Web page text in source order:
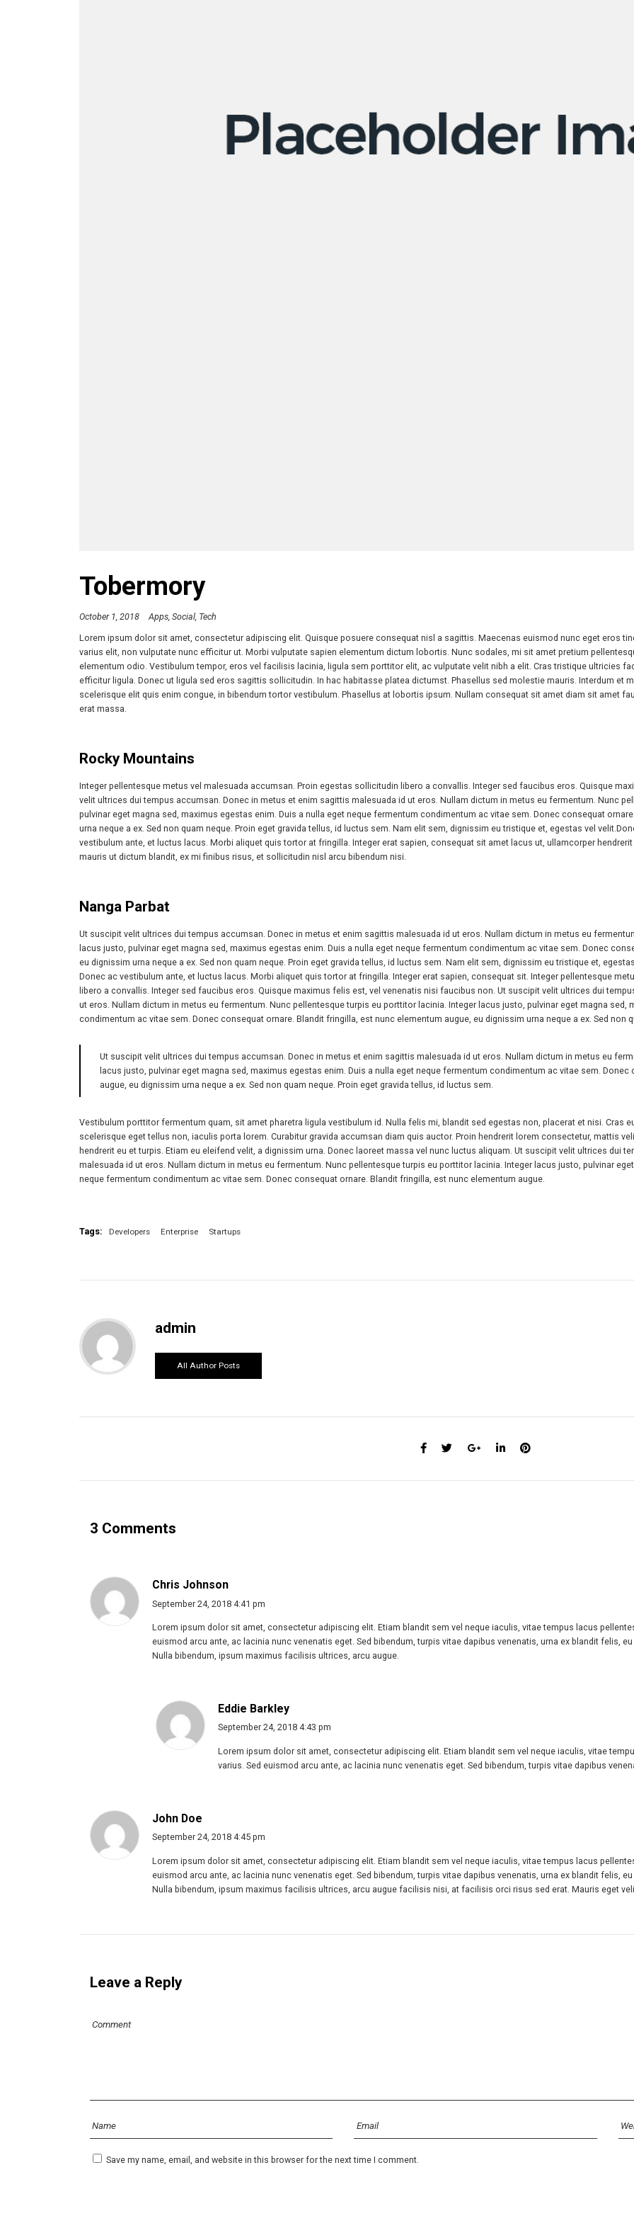
Tobermory
October 1, 2018 Apps Social Tech
Lorem ipsum dolor sit amet, consectetur adipiscing elit. Quisque posuere consequat nisl a sagittis. Maecenas euismod nunc eget eros
varius elit, non vulputate nunc efficitur ut. Morbi vulputate sapien elementum dictum lobortis. Nunc sodales, mi sit amet pretium
elementum odio. Vestibulum tempor, eros vel facilisis lacinia, ligula sem porttitor elit, ac vulputate velit nibh a elit. Cras tristique ultricies
efficitur ligula. Donec ut ligula sed eros sagittis sollicitudin. In hac habitasse platea dictumst. Phasellus sed molestie mauris. Interdum et
scelerisque elit quis enim congue, in bibendum tortor vestibulum. Phasellus at lobortis ipsum. Nullam consequat sit amet diam sit amet
erat massa.
Rocky Mountains
Integer pellentesque metus vel malesuada accumsan. Proin egestas sollicitudin libero a convallis. Integer sed faucibus eros. Quisque
velit ultrices dui tempus accumsan. Donec in metus et enim sagittis malesuada id ut eros. Nullam dictum in metus eu fermentum. Nunc
pulvinar eget magna sed, maximus egestas enim. Duis a nulla eget neque fermentum condimentum ac vitae sem. Donec consequat
urna neque a ex. Sed non quam neque. Proin eget gravida tellus, id luctus sem. Nam elit sem, dignissim eu tristique et, egestas vel
vestibulum ante, et luctus lacus. Morbi aliquet quis tortor at fringilla. Integer erat sapien, consequat sit amet lacus ut, ullamcorper
mauris ut dictum blandit, ex mi finibus risus, et sollicitudin nisl arcu bibendum nisi.
Nanga Parbat
Ut suscipit velit ultrices dui tempus accumsan. Donec in metus et enim sagittis malesuada id ut eros. Nullam dictum in metus eu
lacus justo, pulvinar eget magna sed, maximus egestas enim. Duis a nulla eget neque fermentum condimentum ac vitae sem. Donec
eu dignissim urna neque a ex. Sed non quam neque. Proin eget gravida tellus, id luctus sem. Nam elit sem, dignissim eu tristique et,
Donec ac vestibulum ante, et luctus lacus. Morbi aliquet quis tortor at fringilla. Integer erat sapien, consequat sit. Integer pellentesque
libero a convallis. Integer sed faucibus eros. Quisque maximus felis est, vel venenatis nisi faucibus non. Ut suscipit velit ultrices dui
ut eros. Nullam dictum in metus eu fermentum. Nunc pellentesque turpis eu porttitor lacinia. Integer lacus justo, pulvinar eget magna sed,
condimentum ac vitae sem. Donec consequat ornare. Blandit fringilla, est nunc elementum augue, eu dignissim urna neque a ex. Sed non
Ut suscipit velit ultrices dui tempus accumsan. Donec in metus et enim sagittis malesuada id ut eros. Nullam dictum in metus eu
lacus justo, pulvinar eget magna sed, maximus egestas enim. Duis a nulla eget neque fermentum condimentum ac vitae sem.
augue, eu dignissim urna neque a ex. Sed non quam neque. Proin eget gravida tellus, id luctus sem.
Vestibulum porttitor fermentum quam, sit amet pharetra ligula vestibulum id. Nulla felis mi, blandit sed egestas non, placerat et nisi. Cras
scelerisque eget tellus non, iaculis porta lorem. Curabitur gravida accumsan diam quis auctor. Proin hendrerit lorem consectetur, mattis
hendrerit eu et turpis. Etiam eu eleifend velit, a dignissim urna. Donec laoreet massa vel nunc luctus aliquam. Ut suscipit velit ultrices dui
malesuada id ut eros. Nullam dictum in metus eu fermentum. Nunc pellentesque turpis eu porttitor lacinia. Integer lacus justo, pulvinar
neque fermentum condimentum ac vitae sem. Donec consequat ornare. Blandit fringilla, est nunc elementum augue.
Tags: Developers Enterprise Startups
admin
All Author Posts
3 Comments
Chris Johnson
September 24, 2018 4:41 pm
Lorem ipsum dolor sit amet, consectetur adipiscing elit. Etiam blandit sem vel neque iaculis, vitae tempus lacus
euismod arcu ante, ac lacinia nunc venenatis eget. Sed bibendum, turpis vitae dapibus venenatis, urna ex blandit felis,
Nulla bibendum, ipsum maximus facilisis ultrices, arcu augue.
Eddie Barkley
September 24, 2018 4:43 pm
Lorem ipsum dolor sit amet, consectetur adipiscing elit. Etiam blandit sem vel neque iaculis, vitae
varius. Sed euismod arcu ante, ac lacinia nunc venenatis eget. Sed bibendum, turpis vitae dapibus
John Doe
September 24, 2018 4:45 pm
Lorem ipsum dolor sit amet, consectetur adipiscing elit. Etiam blandit sem vel neque iaculis, vitae tempus lacus
euismod arcu ante, ac lacinia nunc venenatis eget. Sed bibendum, turpis vitae dapibus venenatis, urna ex blandit felis,
Nulla bibendum, ipsum maximus facilisis ultrices, arcu augue facilisis nisi, at facilisis orci risus sed erat. Mauris eget
Leave a Reply
Save my name, email, and website in this browser for the next time I comment.